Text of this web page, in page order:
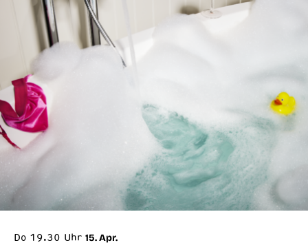
Do 19.30 Uhr 15. Apr.